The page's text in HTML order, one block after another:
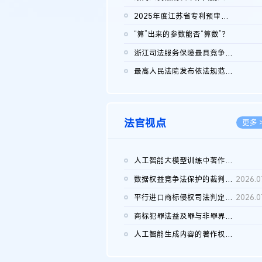
2025年度江苏省专利预审典型案例
“算”出来的参数能否“算数”？
浙江司法服务保障最具竞争力营商环境建设典型案例（第二批）含侵...
最高人民法院发布依法规范平台经营、保护消费者合法权益典型案例...
法官视点 更多
人工智能大模型训练中著作权的合理使用
数据权益竞争法保护的裁判路径构建
平行进口商标侵权司法判定规则的困境与纾解
商标犯罪法益及罪与非罪界限研究
人工智能生成内容的著作权司法认定：演进逻辑、现实困境与规则建...